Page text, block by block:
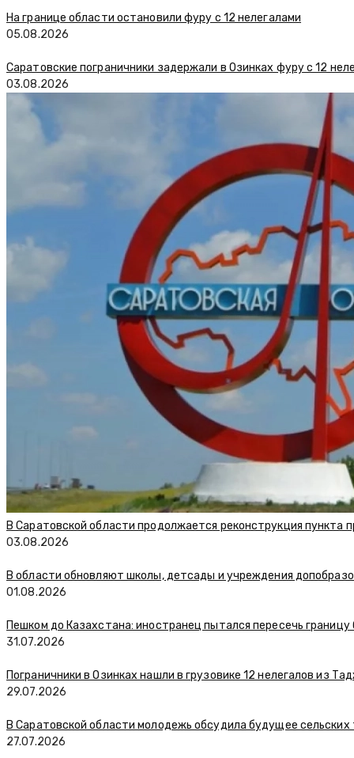
На границе области остановили фуру с 12 нелегалами
05.08.2026
Саратовские пограничники задержали в Озинках фуру с 12
03.08.2026
В Саратовской области продолжается реконструкция пункта
03.08.2026
В области обновляют школы, детсады и учреждения
01.08.2026
Пешком до Казахстана: иностранец пытался пересечь
31.07.2026
Пограничники в Озинках нашли в грузовике 12 нелегалов из
29.07.2026
В Саратовской области молодежь обсудила будущее сельских
27.07.2026